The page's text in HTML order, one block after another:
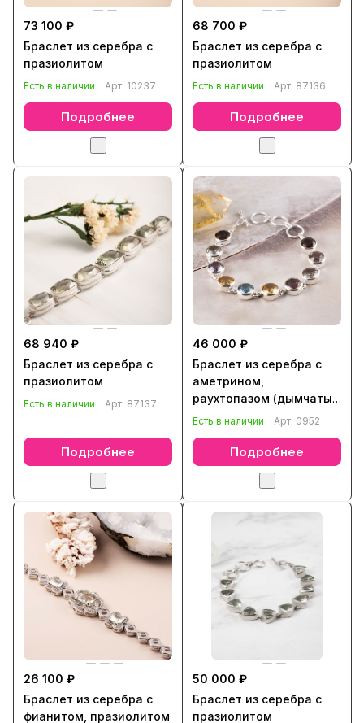
73 100 ₽
Браслет из серебра с
празиолитом
Есть в наличии Арт. 10237
Подробнее
68 700 ₽
Браслет из серебра с
празиолитом
Есть в наличии Арт. 87136
Подробнее
68 940 ₽
Браслет из серебра с
празиолитом
Есть в наличии Арт. 87137
Подробнее
46 000 ₽
Браслет из серебра с
аметрином,
раухтопазом (дымчатый
кварц), аметистом,
празиолитом
Есть в наличии Арт. 0952
Подробнее
26 100 ₽
Браслет из серебра с
фианитом, празиолитом
50 000 ₽
Браслет из серебра с
празиолитом